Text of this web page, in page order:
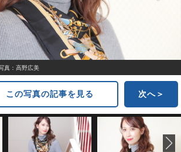
真：高野広美
この写真の記事を見る 次へ＞